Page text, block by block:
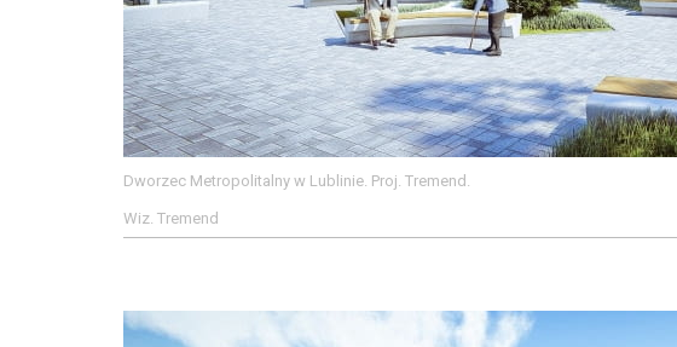
Dworzec Metropolitalny w Lublinie. Proj. Tremend.
Wiz. Tremend